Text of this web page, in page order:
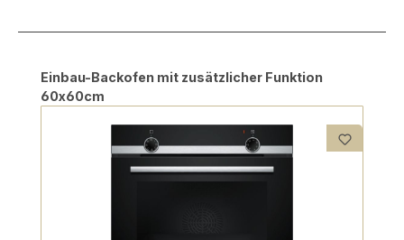
Produktgalerie überspringen
Einbau-Backofen mit zusätzlicher Funktion
60x60cm